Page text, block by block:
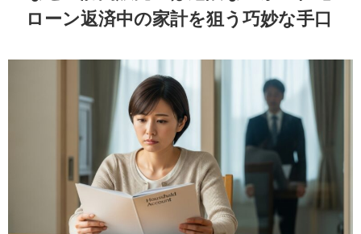
ローン返済中の家計を狙う巧妙な手口